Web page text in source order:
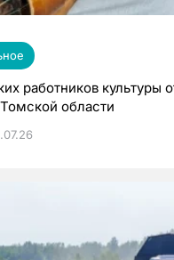
работников культуры
области